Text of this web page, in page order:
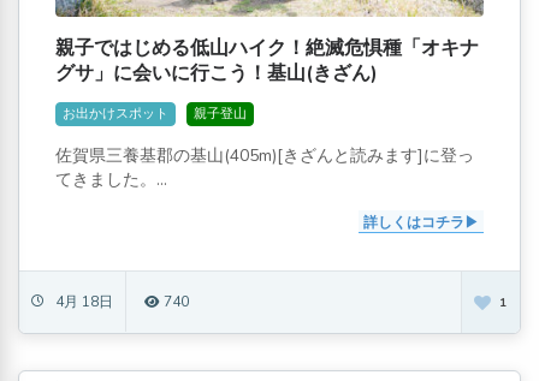
親子ではじめる低山ハイク！絶滅危惧種「オキナ
グサ」に会いに行こう！基山(きざん)
お出かけスポット 親子登山
佐賀県三養基郡の基山(405m)[きざんと読みます]に登っ
てきました。...
詳しくはコチラ
4月 18日 740 1